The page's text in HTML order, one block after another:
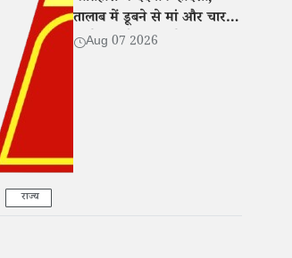
राज्य
तालाब में डूबने से मां और चार
बच्चों की मौत; गांव में मातम
Aug 07 2026